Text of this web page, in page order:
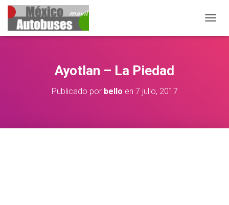
Ayotlan – La Piedad
Publicado por bello en 7 julio, 2017